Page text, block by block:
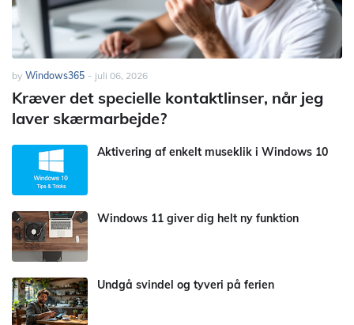
by Windows365 - juli 06, 2026
Kræver det specielle kontaktlinser, når jeg
laver skærmarbejde?
Aktivering af enkelt museklik i Windows 10
Windows 11 giver dig helt ny funktion
Undgå svindel og tyveri på ferien